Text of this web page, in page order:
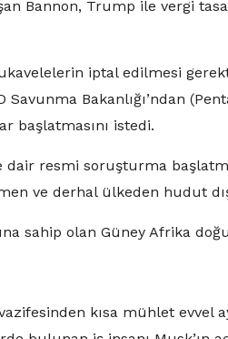
Bannon, Trump ile vergi
iptal edilmesi
Bakanlığı’ndan
başlatmasını istedi.
dair resmi soruşturma
ve derhal ülkeden hudut
sahip olan Güney Afrika
kısa mühlet